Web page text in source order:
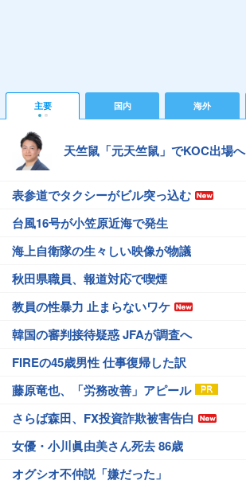
主要 国内 海外
天竺鼠「元天竺鼠」でKOC出場へ
表参道でタクシーがビル突っ込む
台風16号が小笠原近海で発生
海上自衛隊の生々しい映像が物議
秋田県職員、報道対応で喫煙
教員の性暴力 止まらないワケ
韓国の審判接待疑惑 JFAが調査へ
FIREの45歳男性 仕事復帰した訳
藤原竜也、「労務改善」アピール
さらば森田、FX投資詐欺被害告白
女優・小川眞由美さん死去 86歳
オグシオ不仲説「嫌だった」